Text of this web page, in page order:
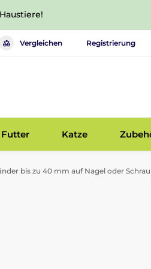
Vergleichen Registrierung
Futter Katze
bis zu 40 mm auf Nagel oder